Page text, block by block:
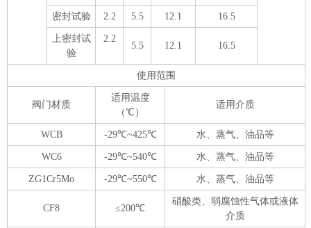
密封试验 2.2 5.5 12.1 16.5
上密封试
验
2.2
5.5 12.1 16.5
使用范围
阀门材质
适用温度
（℃）
适用介质
WCB -29℃~425℃ 水、蒸气、油品等
WC6 -29℃~540℃ 水、蒸气、油品等
ZG1Cr5Mo -29℃~550℃ 水、蒸气、油品等
CF8 ≤200℃
硝酸类、弱腐蚀性气体或液体
介质